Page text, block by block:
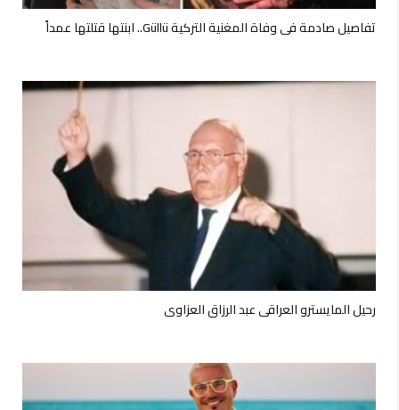
تفاصيل صادمة في وفاة المغنية التركية Güllü.. ابنتها قتلتها عمداً
رحيل المايسترو العراقي عبد الرزاق العزاوي